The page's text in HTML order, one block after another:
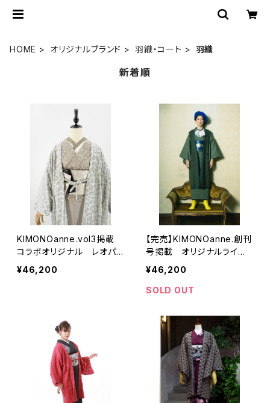
HOME オリジナルブランド 羽織・コート 羽織
新着順
KIMONOanne.vol3掲載
コラボオリジナル レオパ
ードフロッキージョーゼット
¥46,200
【完売】KIMONOanne.創刊
号掲載 オリジナルライナ
ー羽織 ウールトップサー
ジストライプ カーキ レ
ディース ウール100％
グラースコラボ 羽織単品
¥46,200
SOLD OUT